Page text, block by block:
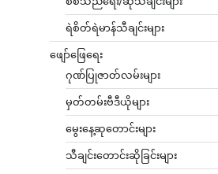
ရဲစိတ်ရဲမာန်သီချင်းများ
ဖျော်ဖြေရေး
ဂုဏ်ပြုဇာတ်လမ်းများ
မှတ်တမ်းဗီဒီယိုများ
မွေးနေ့ဆုတောင်းများ
သီချင်းတောင်းဆိုခြင်းများ